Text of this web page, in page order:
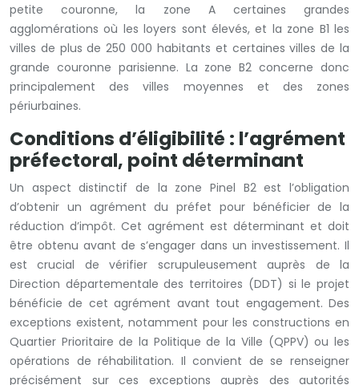
petite couronne, la zone A certaines grandes
agglomérations où les loyers sont élevés, et la zone B1 les
villes de plus de 250 000 habitants et certaines villes de la
grande couronne parisienne. La zone B2 concerne donc
principalement des villes moyennes et des zones
périurbaines.
Conditions d’éligibilité : l’agrément
préfectoral, point déterminant
Un aspect distinctif de la zone Pinel B2 est l’obligation
d’obtenir un agrément du préfet pour bénéficier de la
réduction d’impôt. Cet agrément est déterminant et doit
être obtenu avant de s’engager dans un investissement. Il
est crucial de vérifier scrupuleusement auprès de la
Direction départementale des territoires (DDT) si le projet
bénéficie de cet agrément avant tout engagement. Des
exceptions existent, notamment pour les constructions en
Quartier Prioritaire de la Politique de la Ville (QPPV) ou les
opérations de réhabilitation. Il convient de se renseigner
précisément sur ces exceptions auprès des autorités